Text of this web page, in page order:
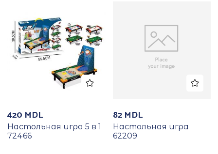
420 MDL
Настольная игра 5 в 1
72466
82 MDL
Настольная игра
62209